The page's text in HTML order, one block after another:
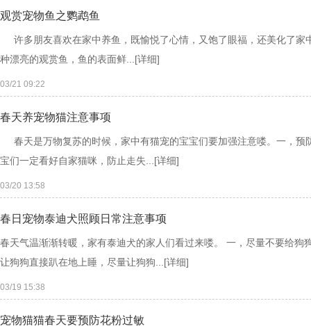
观赏宠物鱼之鹦鹉鱼
许多朋友喜欢在家中养鱼，既愉悦了心情，又饱了眼福，还美化了
种漂亮的观赏鱼，鱼的表面鲜... [详细]
03/21 09:22
春天养宠物猫注意事项
春天是万物复苏的时候，家中有猫宠的宝宝们要加强注意喽。一，预
宝们一定看好自家猫咪，防止走失... [详细]
03/20 13:58
春日宠物泰迪犬照顾日常注意事项
春天气温渐渐转暖，家有泰迪犬的家人们看过来喽。 一，尽量不要给
让狗狗直接趴在地上睡，尽量让狗狗... [详细]
03/19 15:38
宠物猫猫春天要预防花粉过敏